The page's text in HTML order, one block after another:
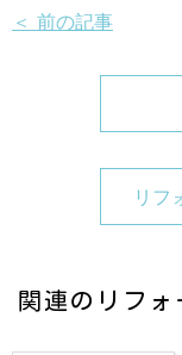
＜ 前の記事
リフ
関連のリフォ